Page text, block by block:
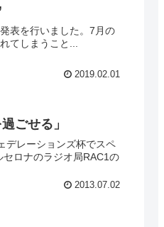
表を行いました。7月の
てしまうこと...
2019.02.01
ごせる」
デレーションズ杯でスペ
ロナのラジオ局RAC1の
2013.07.02